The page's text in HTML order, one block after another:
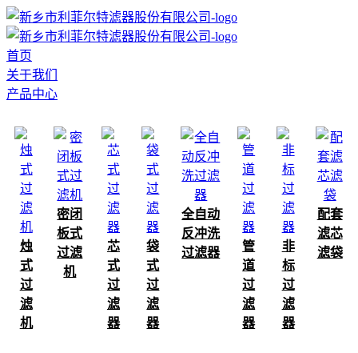
首页
关于我们
产品中心
烛
式
过
滤
机
密闭
板式
过滤
机
芯
式
过
滤
器
袋
式
过
滤
器
全自动
反冲洗
过滤器
管
道
过
滤
器
非
标
过
滤
器
配套
滤芯
滤袋